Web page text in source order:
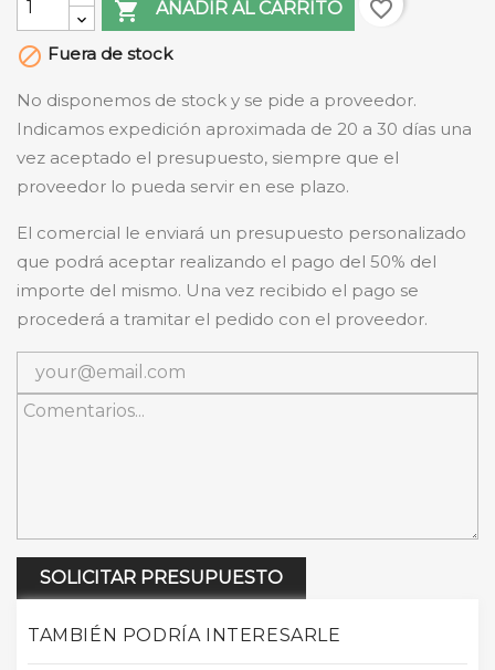
 AÑADIR AL CARRITO
favorite_border
 Fuera de stock
No disponemos de stock y se pide a proveedor.
Indicamos expedición aproximada de 20 a 30 días una
vez aceptado el presupuesto, siempre que el
proveedor lo pueda servir en ese plazo.
El comercial le enviará un presupuesto personalizado
que podrá aceptar realizando el pago del 50% del
importe del mismo. Una vez recibido el pago se
procederá a tramitar el pedido con el proveedor.
SOLICITAR PRESUPUESTO
TAMBIÉN PODRÍA INTERESARLE